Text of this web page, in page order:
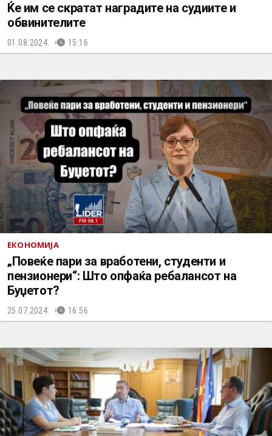
Ќе им се скратат наградите на судиите и
обвинителите
01.08.2024. 15:16
ЕКОНОМИЈА
„Повеќе пари за вработени, студенти и
пензионери“: Што опфаќа ребалансот на
Буџетот?
25.07.2024. 16:56